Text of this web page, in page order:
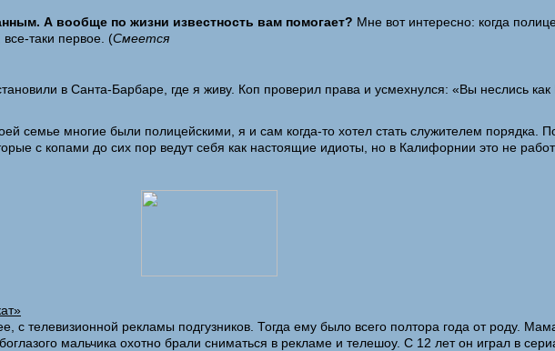
А вообще по жизни известность вам помогает? Мне вот интересно: когда
таки первое. (Смеется
в Санта-Барбаре, где я живу. Коп проверил права и усмехнулся: «Вы неслись
семье многие были полицейскими, я и сам когда-то хотел стать служителем порядка.
с копами до сих пор ведут себя как настоящие идиоты, но в Калифорнии это не
с телевизионной рекламы подгузников. Тогда ему было всего полтора года от роду.
мальчика охотно брали сниматься в рекламе и телешоу. С 12 лет он играл в